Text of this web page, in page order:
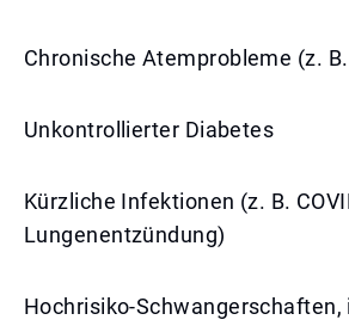
Chronische Atemprobleme (z.
Unkontrollierter Diabetes
Kürzliche Infektionen (z. B.
Lungenentzündung)
Hochrisiko-Schwangerschaften,